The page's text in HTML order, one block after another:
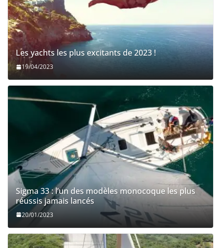
Les yachts les plus excitants de 2023 !
19/04/2023
Sigma 33 : l’un des modèles monocoque les plus
réussis jamais lancés
20/01/2023